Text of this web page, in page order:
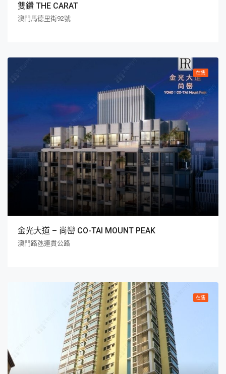
雙鑽 THE CARAT
澳門馬德里街92號
在售
金光大道 – 尚巒 CO-TAI MOUNT PEAK
澳門路氹連貫公路
在售